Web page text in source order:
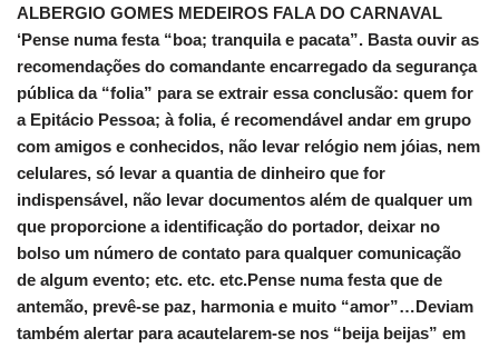
ALBERGIO GOMES MEDEIROS FALA DO CARNAVAL
‘Pense numa festa “boa; tranquila e pacata”. Basta ouvir as
recomendações do comandante encarregado da segurança
pública da “folia” para se extrair essa conclusão: quem for
a Epitácio Pessoa; à folia, é recomendável andar em grupo
com amigos e conhecidos, não levar relógio nem jóias, nem
celulares, só levar a quantia de dinheiro que for
indispensável, não levar documentos além de qualquer um
que proporcione a identificação do portador, deixar no
bolso um número de contato para qualquer comunicação
de algum evento; etc. etc. etc.Pense numa festa que de
antemão, prevê-se paz, harmonia e muito “amor”…Deviam
também alertar para acautelarem-se nos “beija beijas” em